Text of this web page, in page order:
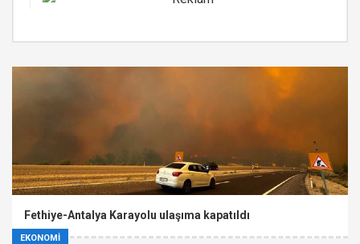
EKONOMİ
Fethiye-Antalya Karayolu ulaşıma kapatıldı